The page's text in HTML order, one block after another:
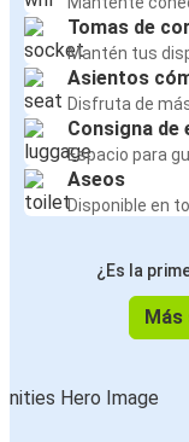
Tomas de
Mantén tus
Asientos
Disfruta de
Consigna de
Espacio para
Aseos
Disponible en
¿Es la